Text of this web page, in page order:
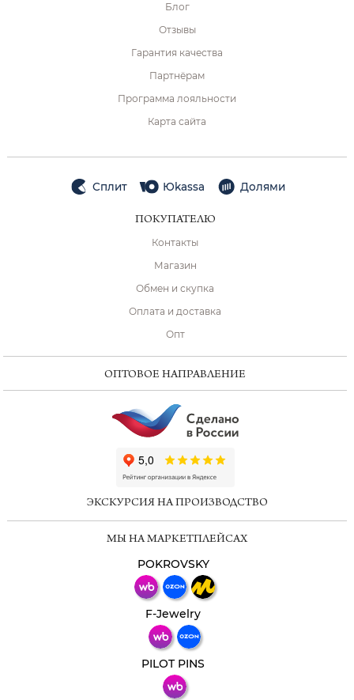
Блог
Отзывы
Гарантия качества
Партнёрам
Программа лояльности
Карта сайта
Сплит Юkassa Долями
ПОКУПАТЕЛЮ
Контакты
Магазин
Обмен и скупка
Оплата и доставка
Опт
ОПТОВОЕ НАПРАВЛЕНИЕ
ЭКСКУРСИЯ НА ПРОИЗВОДСТВО
МЫ НА МАРКЕТПЛЕЙСАХ
POKROVSKY
F-Jewelry
PILOT PINS